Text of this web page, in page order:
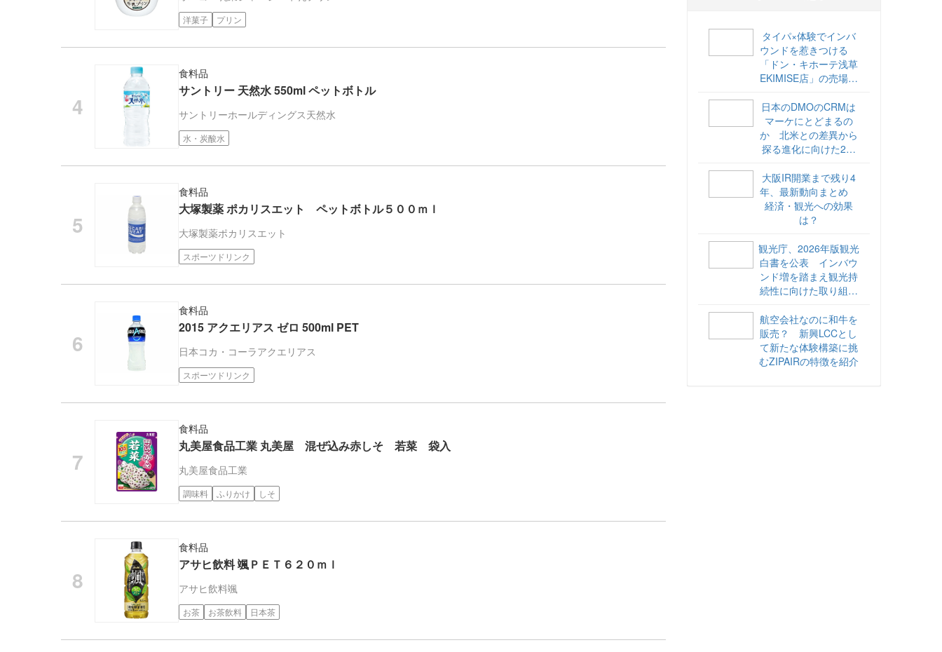
洋菓子 プリン
食料品
サントリー 天然水 550ml ペットボトル
サントリーホールディングス天然水
水・炭酸水
食料品
大塚製薬 ポカリスエット ペットボトル５００ｍｌ
大塚製薬ポカリスエット
スポーツドリンク
食料品
2015 アクエリアス ゼロ 500ml PET
日本コカ・コーラアクエリアス
スポーツドリンク
食料品
丸美屋食品工業 丸美屋 混ぜ込み赤しそ 若菜 袋入
丸美屋食品工業
調味料 ふりかけ しそ
食料品
アサヒ飲料 颯ＰＥＴ６２０ｍｌ
アサヒ飲料颯
お茶 お茶飲料 日本茶
タイパ×体験でインバ
ウンドを惹きつける
「ドン・キホーテ浅草
EKIMISE店」の売場づ
日本のDMOのCRMは
マーケにとどまるの
か 北米との差異から
探る進化に向けた2ス
海外DMOのリアル
vol.6】
大阪IR開業まで残り4
年、最新動向まとめ
経済・観光への効果
は？
観光庁、2026年版観光
白書を公表 インバウ
ンド増を踏まえ観光持
続性に向けた取り組み
航空会社なのに和牛を
販売？ 新興LCCとし
て新たな体験構築に挑
むZIPAIRの特徴を紹介